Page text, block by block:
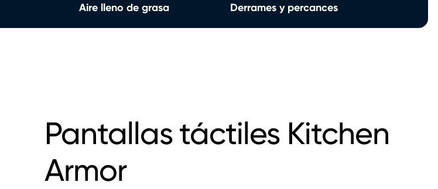
Aire lleno de grasa Derrames y percances
Pantallas táctiles Kitchen
Armor